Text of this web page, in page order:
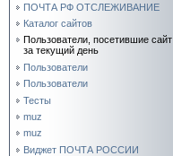
ПОЧТА РФ ОТСЛЕЖИВАНИЕ
Каталог сайтов
Пользователи, посетившие сайт
за текущий день
Пользователи
Пользователи
Тесты
muz
muz
Виджет ПОЧТА РОССИИ